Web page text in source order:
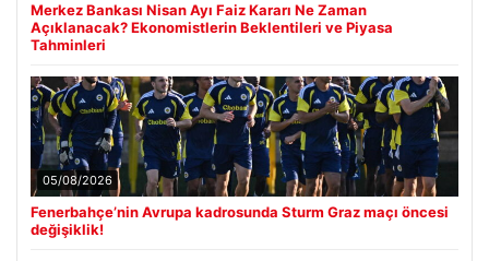
Merkez Bankası Nisan Ayı Faiz Kararı Ne Zaman
Açıklanacak? Ekonomistlerin Beklentileri ve Piyasa
Tahminleri
05/08/2026
Fenerbahçe’nin Avrupa kadrosunda Sturm Graz maçı öncesi
değişiklik!